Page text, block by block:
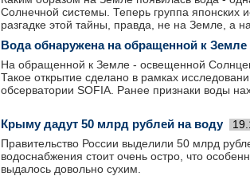
Солнечной системы. Теперь группа японских
разгадке этой тайны, правда, не на Земле, а
Вода обнаружена на обращенной к
На обращенной к Земле - освещенной
Такое открытие сделано в рамках
обсерватории SOFIA. Ранее признаки воды
Крыму дадут 50 млрд рублей на воду
Правительство России выделили 50 млрд
водоснабжения стоит очень остро, что
выдалось довольно сухим.